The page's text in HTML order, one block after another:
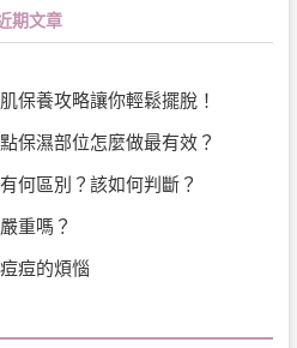
期文章
保養攻略讓你輕鬆擺脫！
保濕部位怎麼做最有效？
何區別？該如何判斷？
重嗎？
痘的煩惱